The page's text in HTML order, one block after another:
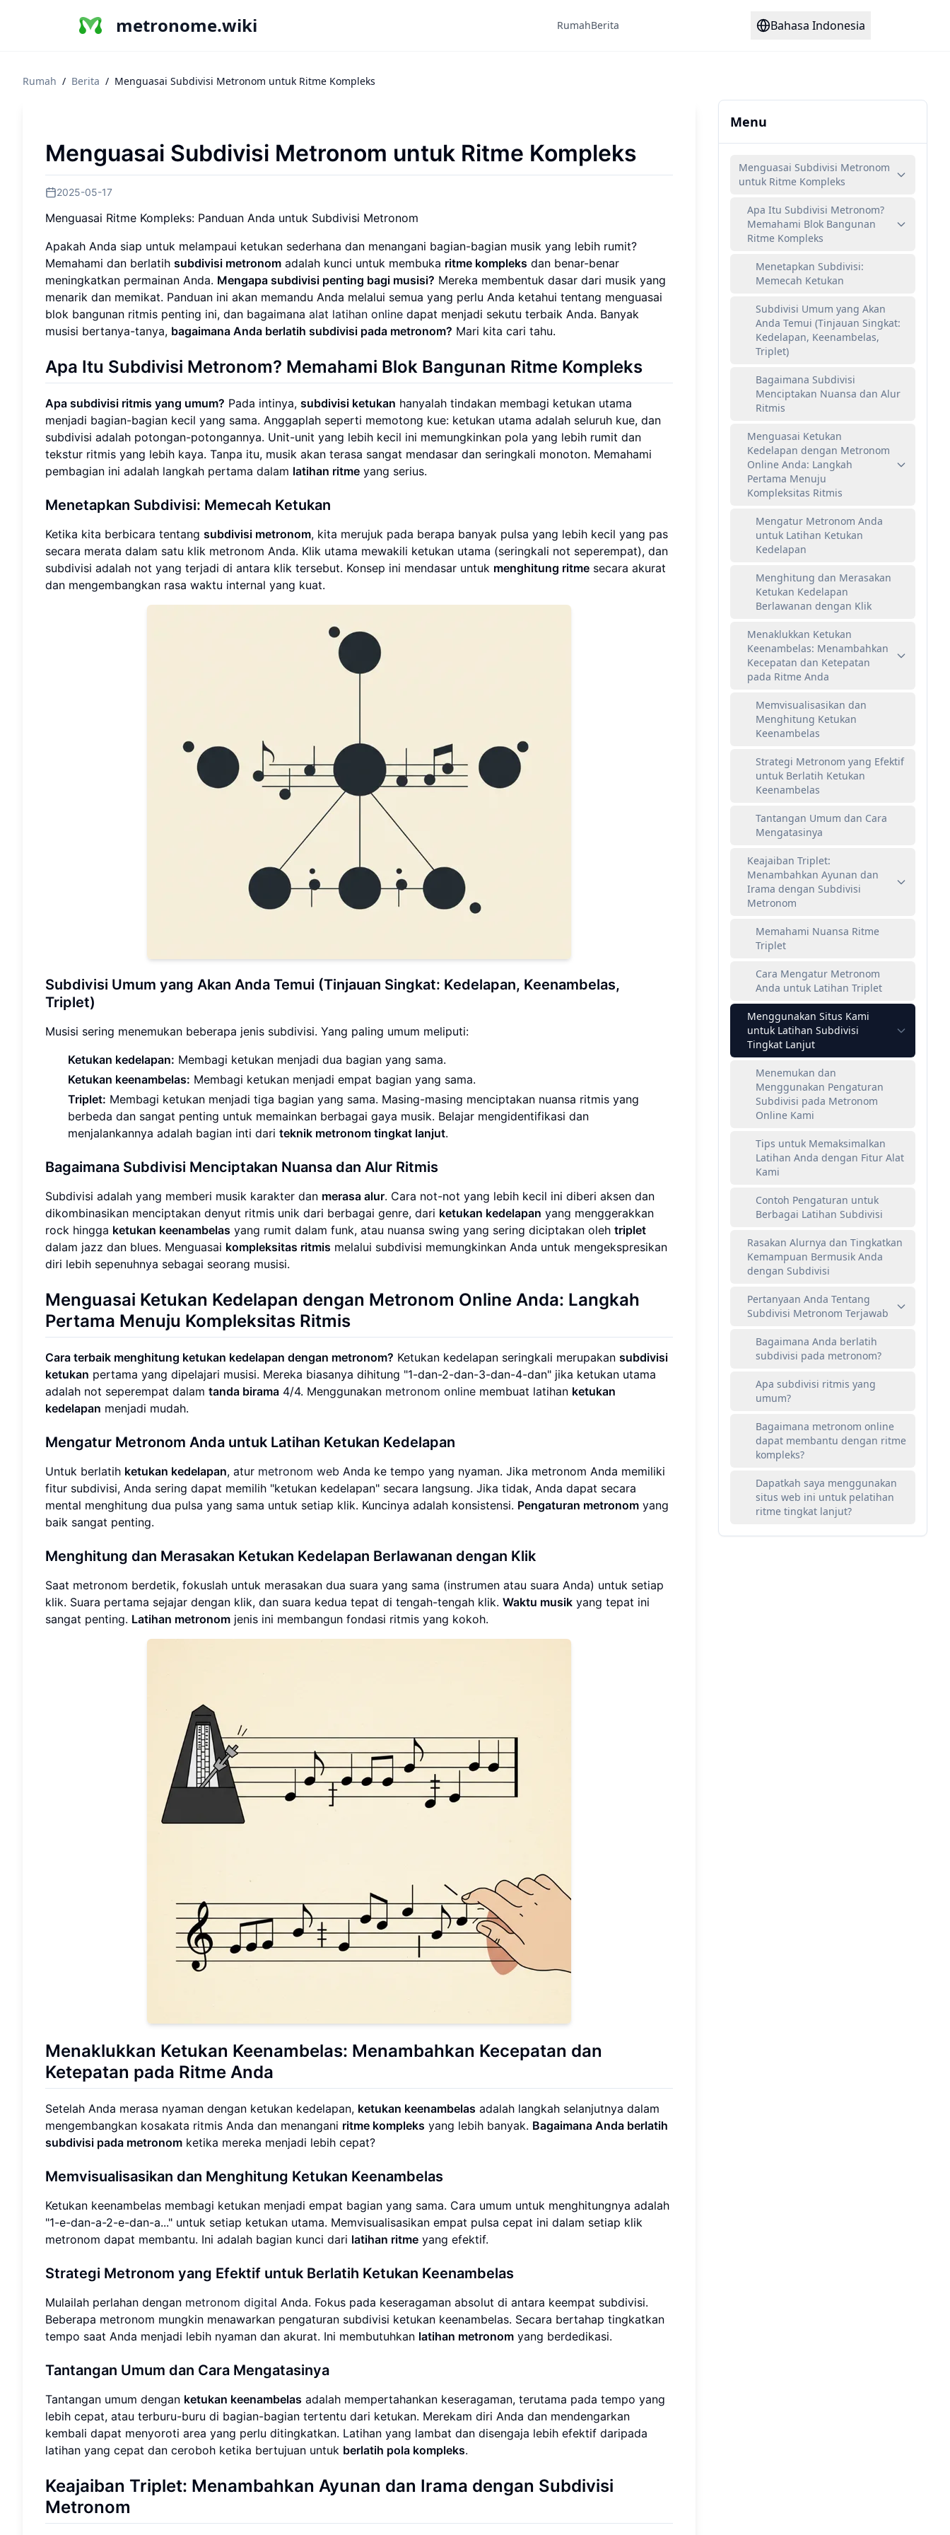
metronome.wiki RumahBerita Bahasa Indonesia
Rumah / Berita / Menguasai Subdivisi Metronom untuk Ritme Kompleks
Menguasai Subdivisi Metronom untuk Ritme Kompleks
2025-05-17
Menguasai Ritme Kompleks: Panduan Anda untuk Subdivisi Metronom
Apakah Anda siap untuk melampaui ketukan sederhana dan menangani bagian-bagian musik yang lebih rumit?
Memahami dan berlatih subdivisi metronom adalah kunci untuk membuka ritme kompleks dan benar-benar
meningkatkan permainan Anda. Mengapa subdivisi penting bagi musisi? Mereka membentuk dasar dari musik yang
menarik dan memikat. Panduan ini akan memandu Anda melalui semua yang perlu Anda ketahui tentang menguasai
blok bangunan ritmis penting ini, dan bagaimana alat latihan online dapat menjadi sekutu terbaik Anda. Banyak
musisi bertanya-tanya, bagaimana Anda berlatih subdivisi pada metronom? Mari kita cari tahu.
Apa Itu Subdivisi Metronom? Memahami Blok Bangunan Ritme Kompleks
Apa subdivisi ritmis yang umum? Pada intinya, subdivisi ketukan hanyalah tindakan membagi ketukan utama
menjadi bagian-bagian kecil yang sama. Anggaplah seperti memotong kue: ketukan utama adalah seluruh kue, dan
subdivisi adalah potongan-potongannya. Unit-unit yang lebih kecil ini memungkinkan pola yang lebih rumit dan
tekstur ritmis yang lebih kaya. Tanpa itu, musik akan terasa sangat mendasar dan seringkali monoton. Memahami
pembagian ini adalah langkah pertama dalam latihan ritme yang serius.
Menetapkan Subdivisi: Memecah Ketukan
Ketika kita berbicara tentang subdivisi metronom, kita merujuk pada berapa banyak pulsa yang lebih kecil yang pas
secara merata dalam satu klik metronom Anda. Klik utama mewakili ketukan utama (seringkali not seperempat), dan
subdivisi adalah not yang terjadi di antara klik tersebut. Konsep ini mendasar untuk menghitung ritme secara akurat
dan mengembangkan rasa waktu internal yang kuat.
Subdivisi Umum yang Akan Anda Temui (Tinjauan Singkat: Kedelapan, Keenambelas,
Triplet)
Musisi sering menemukan beberapa jenis subdivisi. Yang paling umum meliputi:
Ketukan kedelapan: Membagi ketukan menjadi dua bagian yang sama.
Ketukan keenambelas: Membagi ketukan menjadi empat bagian yang sama.
Triplet: Membagi ketukan menjadi tiga bagian yang sama. Masing-masing menciptakan nuansa ritmis yang
berbeda dan sangat penting untuk memainkan berbagai gaya musik. Belajar mengidentifikasi dan
menjalankannya adalah bagian inti dari teknik metronom tingkat lanjut.
Bagaimana Subdivisi Menciptakan Nuansa dan Alur Ritmis
Subdivisi adalah yang memberi musik karakter dan merasa alur. Cara not-not yang lebih kecil ini diberi aksen dan
dikombinasikan menciptakan denyut ritmis unik dari berbagai genre, dari ketukan kedelapan yang menggerakkan
rock hingga ketukan keenambelas yang rumit dalam funk, atau nuansa swing yang sering diciptakan oleh triplet
dalam jazz dan blues. Menguasai kompleksitas ritmis melalui subdivisi memungkinkan Anda untuk mengekspresikan
diri lebih sepenuhnya sebagai seorang musisi.
Menguasai Ketukan Kedelapan dengan Metronom Online Anda: Langkah
Pertama Menuju Kompleksitas Ritmis
Cara terbaik menghitung ketukan kedelapan dengan metronom? Ketukan kedelapan seringkali merupakan subdivisi
ketukan pertama yang dipelajari musisi. Mereka biasanya dihitung "1-dan-2-dan-3-dan-4-dan" jika ketukan utama
adalah not seperempat dalam tanda birama 4/4. Menggunakan metronom online membuat latihan ketukan
kedelapan menjadi mudah.
Mengatur Metronom Anda untuk Latihan Ketukan Kedelapan
Untuk berlatih ketukan kedelapan, atur metronom web Anda ke tempo yang nyaman. Jika metronom Anda memiliki
fitur subdivisi, Anda sering dapat memilih "ketukan kedelapan" secara langsung. Jika tidak, Anda dapat secara
mental menghitung dua pulsa yang sama untuk setiap klik. Kuncinya adalah konsistensi. Pengaturan metronom yang
baik sangat penting.
Menghitung dan Merasakan Ketukan Kedelapan Berlawanan dengan Klik
Saat metronom berdetik, fokuslah untuk merasakan dua suara yang sama (instrumen atau suara Anda) untuk setiap
klik. Suara pertama sejajar dengan klik, dan suara kedua tepat di tengah-tengah klik. Waktu musik yang tepat ini
sangat penting. Latihan metronom jenis ini membangun fondasi ritmis yang kokoh.
Menaklukkan Ketukan Keenambelas: Menambahkan Kecepatan dan
Ketepatan pada Ritme Anda
Setelah Anda merasa nyaman dengan ketukan kedelapan, ketukan keenambelas adalah langkah selanjutnya dalam
mengembangkan kosakata ritmis Anda dan menangani ritme kompleks yang lebih banyak. Bagaimana Anda berlatih
subdivisi pada metronom ketika mereka menjadi lebih cepat?
Memvisualisasikan dan Menghitung Ketukan Keenambelas
Ketukan keenambelas membagi ketukan menjadi empat bagian yang sama. Cara umum untuk menghitungnya adalah
"1-e-dan-a-2-e-dan-a..." untuk setiap ketukan utama. Memvisualisasikan empat pulsa cepat ini dalam setiap klik
metronom dapat membantu. Ini adalah bagian kunci dari latihan ritme yang efektif.
Strategi Metronom yang Efektif untuk Berlatih Ketukan Keenambelas
Mulailah perlahan dengan metronom digital Anda. Fokus pada keseragaman absolut di antara keempat subdivisi.
Beberapa metronom mungkin menawarkan pengaturan subdivisi ketukan keenambelas. Secara bertahap tingkatkan
tempo saat Anda menjadi lebih nyaman dan akurat. Ini membutuhkan latihan metronom yang berdedikasi.
Tantangan Umum dan Cara Mengatasinya
Tantangan umum dengan ketukan keenambelas adalah mempertahankan keseragaman, terutama pada tempo yang
lebih cepat, atau terburu-buru di bagian-bagian tertentu dari ketukan. Merekam diri Anda dan mendengarkan
kembali dapat menyoroti area yang perlu ditingkatkan. Latihan yang lambat dan disengaja lebih efektif daripada
latihan yang cepat dan ceroboh ketika bertujuan untuk berlatih pola kompleks.
Keajaiban Triplet: Menambahkan Ayunan dan Irama dengan Subdivisi
Metronom
Menu
Menguasai Subdivisi Metronom
untuk Ritme Kompleks
Apa Itu Subdivisi Metronom?
Memahami Blok Bangunan
Ritme Kompleks
Menetapkan Subdivisi:
Memecah Ketukan
Subdivisi Umum yang Akan
Anda Temui (Tinjauan Singkat:
Kedelapan, Keenambelas,
Triplet)
Bagaimana Subdivisi
Menciptakan Nuansa dan Alur
Ritmis
Menguasai Ketukan
Kedelapan dengan Metronom
Online Anda: Langkah
Pertama Menuju
Kompleksitas Ritmis
Mengatur Metronom Anda
untuk Latihan Ketukan
Kedelapan
Menghitung dan Merasakan
Ketukan Kedelapan
Berlawanan dengan Klik
Menaklukkan Ketukan
Keenambelas: Menambahkan
Kecepatan dan Ketepatan
pada Ritme Anda
Memvisualisasikan dan
Menghitung Ketukan
Keenambelas
Strategi Metronom yang Efektif
untuk Berlatih Ketukan
Keenambelas
Tantangan Umum dan Cara
Mengatasinya
Keajaiban Triplet:
Menambahkan Ayunan dan
Irama dengan Subdivisi
Metronom
Memahami Nuansa Ritme
Triplet
Cara Mengatur Metronom
Anda untuk Latihan Triplet
Menggunakan Situs Kami
untuk Latihan Subdivisi
Tingkat Lanjut
Menemukan dan
Menggunakan Pengaturan
Subdivisi pada Metronom
Online Kami
Tips untuk Memaksimalkan
Latihan Anda dengan Fitur Alat
Kami
Contoh Pengaturan untuk
Berbagai Latihan Subdivisi
Rasakan Alurnya dan Tingkatkan
Kemampuan Bermusik Anda
dengan Subdivisi
Pertanyaan Anda Tentang
Subdivisi Metronom Terjawab
Bagaimana Anda berlatih
subdivisi pada metronom?
Apa subdivisi ritmis yang
umum?
Bagaimana metronom online
dapat membantu dengan ritme
kompleks?
Dapatkah saya menggunakan
situs web ini untuk pelatihan
ritme tingkat lanjut?